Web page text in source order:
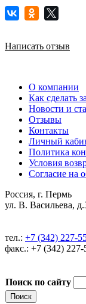
Написать отзыв
О компании
Как сделать
Новости и
Отзывы
Контакты
Личный
Политика
Условия
Согласие на
Россия, г. Пермь
ул. В. Васильева,
тел.: +7 (342) 227-
факс.: +7 (342)
Поиск по сайту